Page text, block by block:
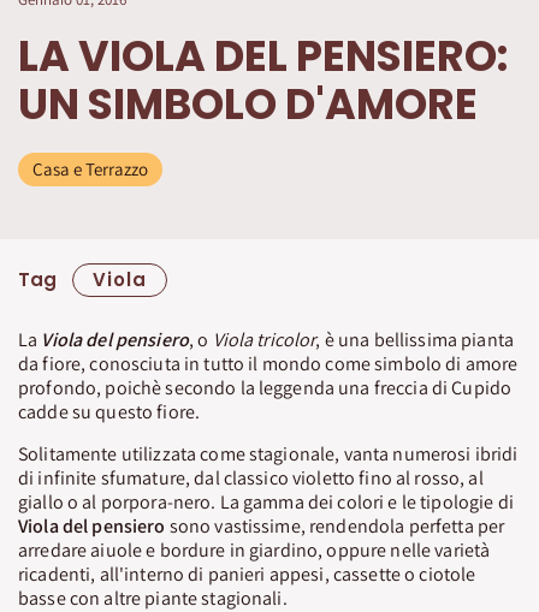
LA VIOLA DEL PENSIERO:
UN SIMBOLO D'AMORE
Casa e Terrazzo
Tag Viola
La Viola del pensiero, o Viola tricolor, è una bellissima pianta
da fiore, conosciuta in tutto il mondo come simbolo di amore
profondo, poichè secondo la leggenda una freccia di Cupido
cadde su questo fiore.
Solitamente utilizzata come stagionale, vanta numerosi ibridi
di infinite sfumature, dal classico violetto fino al rosso, al
giallo o al porpora-nero. La gamma dei colori e le tipologie di
Viola del pensiero sono vastissime, rendendola perfetta per
arredare aiuole e bordure in giardino, oppure nelle varietà
ricadenti, all'interno di panieri appesi, cassette o ciotole
basse con altre piante stagionali.